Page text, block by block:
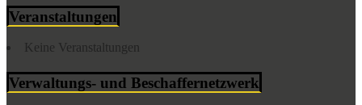
Veranstaltungen
Keine Veranstaltungen
Verwaltungs- und Beschaffernetzwerk